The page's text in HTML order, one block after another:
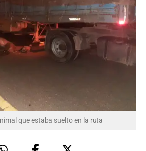
que estaba suelto en la ruta